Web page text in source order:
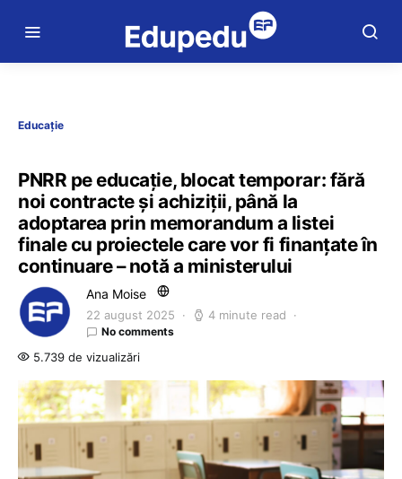
Educație
PNRR pe educație, blocat temporar: fără
noi contracte și achiziții, până la
adoptarea prin memorandum a listei
finale cu proiectele care vor fi finanțate în
continuare – notă a ministerului
Ana Moise
22 august 2025 4 minute read
No comments
5.739 de vizualizări